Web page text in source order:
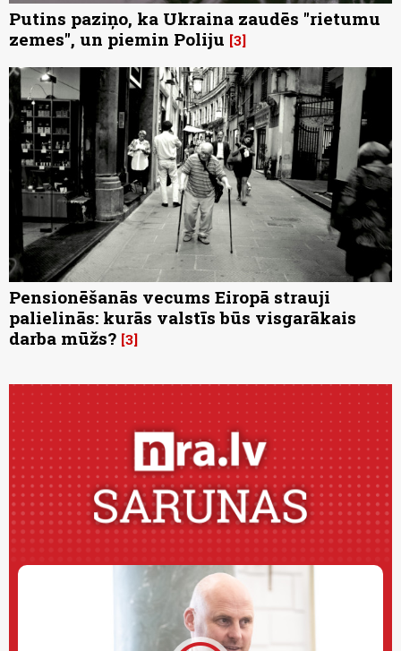
Putins paziņo, ka Ukraina zaudēs "rietumu
zemes", un piemin Poliju 3
Pensionēšanās vecums Eiropā strauji
palielinās: kurās valstīs būs visgarākais
darba mūžs? 3